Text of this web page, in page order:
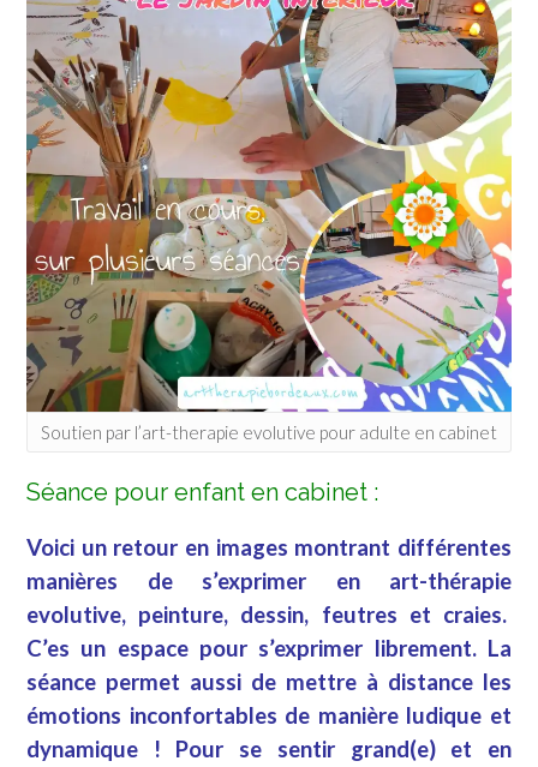
Soutien par l’art-therapie evolutive pour adulte en cabinet
Séance pour enfant en cabinet :
Voici un retour en images montrant différentes
manières de s’exprimer en art-thérapie
evolutive, peinture, dessin, feutres et craies.
C’es un espace pour s’exprimer librement. La
séance permet aussi de mettre à distance les
émotions inconfortables de manière ludique et
dynamique ! Pour se sentir grand(e) et en